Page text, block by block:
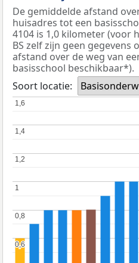
De gemiddelde afstand
huisadres tot een
4104 is 1,0 kilometer (voor
BS zelf zijn geen gegevens
afstand over de weg van
basisschool beschikbaar*).
Soort locatie:
0,6
0,6
0,8
0,8
11
1,2
1,2
1,4
1,4
1,6
1,6